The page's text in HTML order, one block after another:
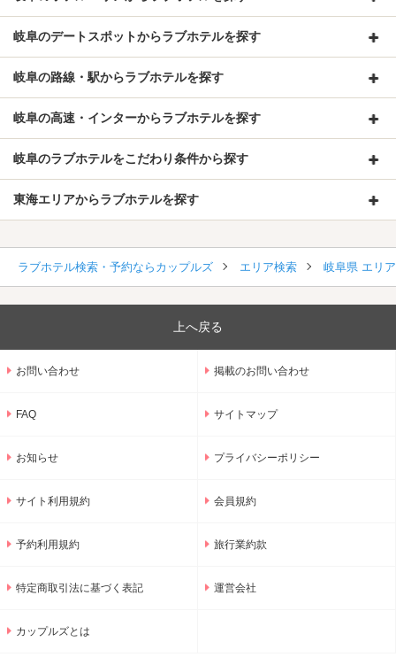
岐阜のデートスポットからラブホテルを探す
岐阜の路線・駅からラブホテルを探す
岐阜の高速・インターからラブホテルを探す
岐阜のラブホテルをこだわり条件から探す
東海エリアからラブホテルを探す
ラブホテル検索・予約ならカップルズ エリア検索 岐阜県 エリ
上へ戻る
お問い合わせ 掲載のお問い合わせ
FAQ サイトマップ
お知らせ プライバシーポリシー
サイト利用規約 会員規約
予約利用規約 旅行業約款
特定商取引法に基づく表記 運営会社
カップルズとは